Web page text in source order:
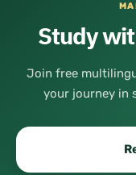
Study
Join free
your journey in